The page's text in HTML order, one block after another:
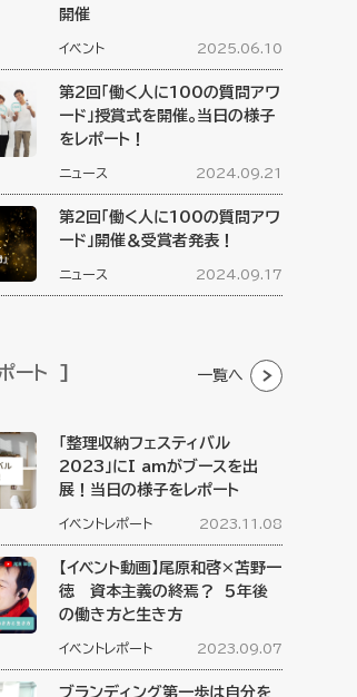
開催
イベント 2025.06.10
第2回「働く人に100の質問アワ
ード」授賞式を開催。当日の様子
をレポート！
ニュース 2024.09.21
第2回「働く人に100の質問アワ
ード」開催＆受賞者発表！
ニュース 2024.09.17
ート 一覧へ
「整理収納フェスティバル
2023」にI amがブースを出
展！当日の様子をレポート
イベントレポート 2023.11.08
【イベント動画】尾原和啓×苫野一
徳 資本主義の終焉？ ５年後
の働き方と生き方
イベントレポート 2023.09.07
ブランディング第一歩は自分を